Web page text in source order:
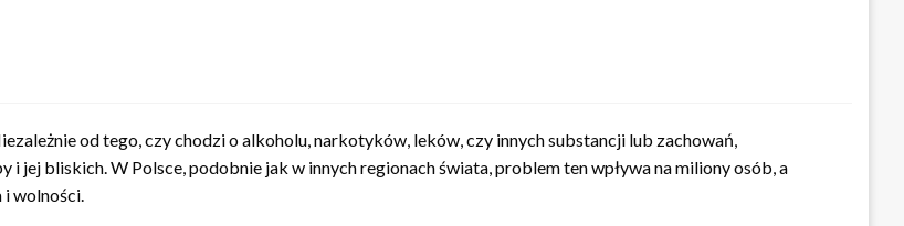
od tego, czy chodzi o alkoholu, narkotyków, leków, czy innych substancji lub zachowań,
i jej bliskich. W Polsce, podobnie jak w innych regionach świata, problem ten wpływa na miliony osób, a
i wolności.